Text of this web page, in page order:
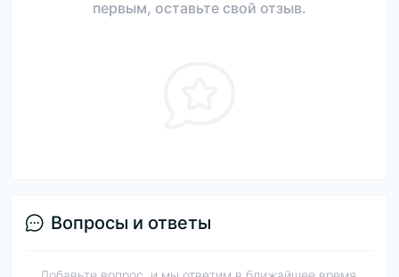
первым, оставьте свой отзыв.
Вопросы и ответы